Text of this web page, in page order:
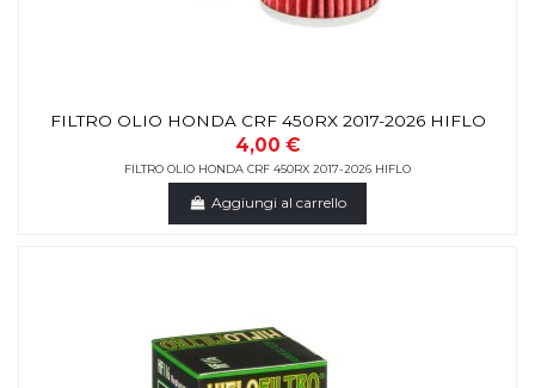
FILTRO OLIO HONDA CRF 450RX 2017-2026 HIFLO
4,00 €
FILTRO OLIO HONDA CRF 450RX 2017-2026 HIFLO
Aggiungi al carrello